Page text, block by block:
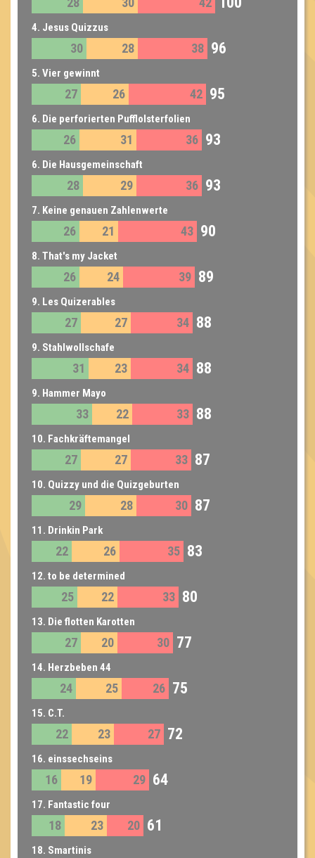
4. Jesus Quizzus
30 28 38 96
5. Vier gewinnt
27 26 42 95
6. Die perforierten Pufflolsterfolien
26 31 36 93
6. Die Hausgemeinschaft
28 29 36 93
7. Keine genauen Zahlenwerte
26 21 43 90
8. That's my Jacket
26 24 39 89
9. Les Quizerables
27 27 34 88
9. Stahlwollschafe
31 23 34 88
9. Hammer Mayo
33 22 33 88
10. Fachkräftemangel
27 27 33 87
10. Quizzy und die Quizgeburten
29 28 30 87
11. Drinkin Park
22 26 35 83
12. to be determined
25 22 33 80
13. Die flotten Karotten
27 20 30 77
14. Herzbeben 44
24 25 26 75
15. C.T.
22 23 27 72
16. einssechseins
16 19 29 64
17. Fantastic four
18 23 20 61
18. Smartinis